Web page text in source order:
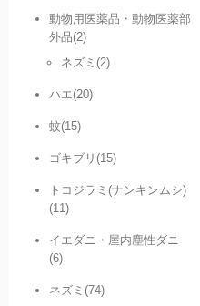
動物用医薬品・動物医薬部
外品(2)
ネズミ(2)
ハエ(20)
蚊(15)
ゴキブリ(15)
トコジラミ(ナンキンムシ)
(11)
イエダニ・屋内塵性ダニ
(6)
ネズミ(74)